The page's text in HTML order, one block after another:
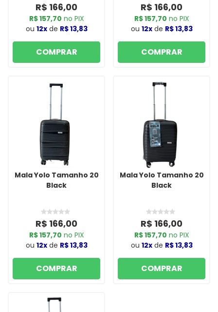
R$ 166,00
R$ 157,70 no PIX
ou 12xde R$ 13,83
COMPRAR
R$ 166,00
R$ 157,70 no PIX
ou 12xde R$ 13,83
COMPRAR
Mala Yolo Tamanho 20
Black
R$ 166,00
R$ 157,70 no PIX
ou 12xde R$ 13,83
COMPRAR
Mala Yolo Tamanho 20
Black
R$ 166,00
R$ 157,70 no PIX
ou 12xde R$ 13,83
COMPRAR